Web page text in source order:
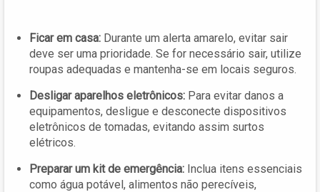
Ficar em casa: Durante um alerta amarelo, evitar sair
deve ser uma prioridade. Se for necessário sair, utilize
roupas adequadas e mantenha-se em locais seguros.
Desligar aparelhos eletrônicos: Para evitar danos a
equipamentos, desligue e desconecte dispositivos
eletrônicos de tomadas, evitando assim surtos
elétricos.
Preparar um kit de emergência: Inclua itens essenciais
como água potável, alimentos não perecíveis,